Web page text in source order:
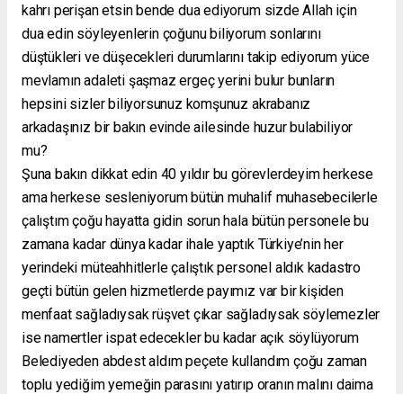
kahrı perişan etsin bende dua ediyorum sizde Allah için
dua edin söyleyenlerin çoğunu biliyorum sonlarını
düştükleri ve düşecekleri durumlarını takip ediyorum yüce
mevlamın adaleti şaşmaz ergeç yerini bulur bunların
hepsini sizler biliyorsunuz komşunuz akrabanız
arkadaşınız bir bakın evinde ailesinde huzur bulabiliyor
mu?
Şuna bakın dikkat edin 40 yıldır bu görevlerdeyim herkese
ama herkese sesleniyorum bütün muhalif muhasebecilerle
çalıştım çoğu hayatta gidin sorun hala bütün personele bu
zamana kadar dünya kadar ihale yaptık Türkiye’nin her
yerindeki müteahhitlerle çalıştık personel aldık kadastro
geçti bütün gelen hizmetlerde payımız var bir kişiden
menfaat sağladıysak rüşvet çıkar sağladıysak söylemezler
ise namertler ispat edecekler bu kadar açık söylüyorum
Belediyeden abdest aldım peçete kullandım çoğu zaman
toplu yediğim yemeğin parasını yatırıp oranın malını daima